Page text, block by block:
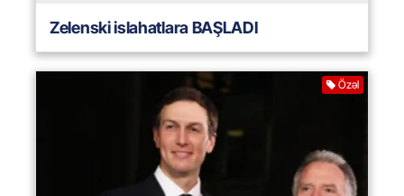
Zelenski islahatlara BAŞLADI
Özəl